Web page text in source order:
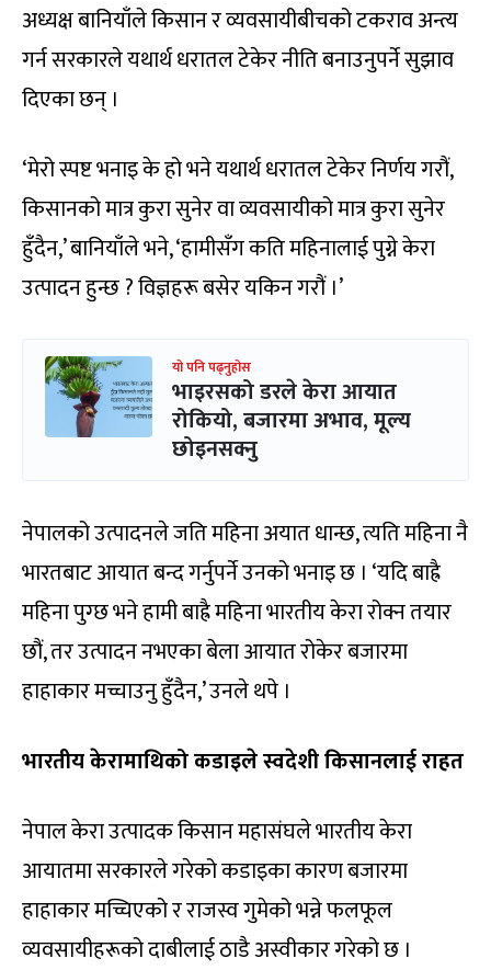
अध्यक्ष बानियाँले किसान र व्यवसायीबीचको टकराव अन्त्य
गर्न सरकारले यथार्थ धरातल टेकेर नीति बनाउनुपर्ने सुझाव
दिएका छन् ।
‘मेरो स्पष्ट भनाइ के हो भने यथार्थ धरातल टेकेर निर्णय गरौं,
किसानको मात्र कुरा सुनेर वा व्यवसायीको मात्र कुरा सुनेर
हुँदैन,’ बानियाँले भने, ‘हामीसँग कति महिनालाई पुग्ने केरा
उत्पादन हुन्छ ? विज्ञहरू बसेर यकिन गरौं ।’
यो पनि पढ्नुहोस
भाइरसको डरले केरा आयात
रोकियो, बजारमा अभाव, मूल्य
छोइनसक्नु
नेपालको उत्पादनले जति महिना अयात धान्छ, त्यति महिना नै
भारतबाट आयात बन्द गर्नुपर्ने उनको भनाइ छ । ‘यदि बाह्रै
महिना पुग्छ भने हामी बाह्रै महिना भारतीय केरा रोक्न तयार
छौं, तर उत्पादन नभएका बेला आयात रोकेर बजारमा
हाहाकार मच्चाउनु हुँदैन,’ उनले थपे ।
भारतीय केरामाथिको कडाइले स्वदेशी किसानलाई राहत
नेपाल केरा उत्पादक किसान महासंघले भारतीय केरा
आयातमा सरकारले गरेको कडाइका कारण बजारमा
हाहाकार मच्चिएको र राजस्व गुमेको भन्ने फलफूल
व्यवसायीहरूको दाबीलाई ठाडै अस्वीकार गरेको छ ।